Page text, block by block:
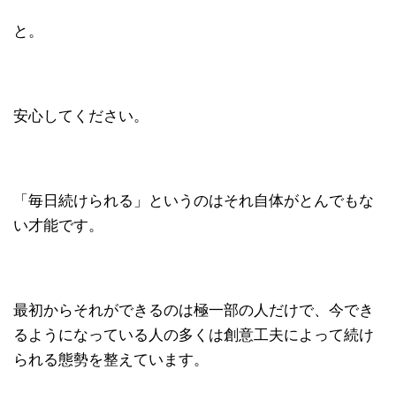
と。
安心してください。
「毎日続けられる」というのはそれ自体がとんでもな
い才能です。
最初からそれができるのは極一部の人だけで、今でき
るようになっている人の多くは創意工夫によって続け
られる態勢を整えています。